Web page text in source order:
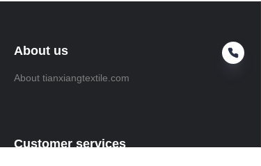
About us
About tianxiangtextile.com
Customer services